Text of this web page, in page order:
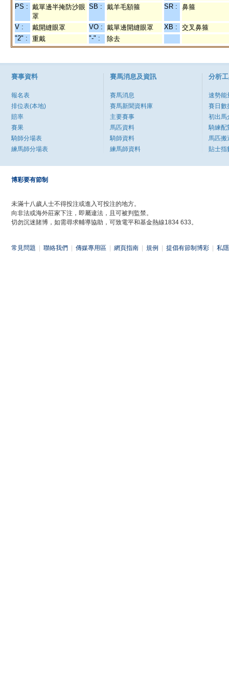
PS : 戴單邊半掩防沙眼
罩
SB : 戴羊毛額箍 SR : 鼻箍
V : 戴開縫眼罩 VO : 戴單邊開縫眼罩 XB :
交叉鼻箍
"2" :
重戴 "-" : 除去
賽事資料
報名表
排位表(本地)
賠率
賽果
騎師分場表
練馬師分場表
賽馬消息及資訊
賽馬消息
賽馬新聞資料庫
主要賽事
馬匹資料
騎師資料
練馬師資料
分析
速勢能
賽日數
初出馬
騎練配
馬匹搬
貼士指
博彩要有節制
未滿十八歲人士不得投注或進入可投注的地方。
向非法或海外莊家下注，即屬違法，且可被判監禁。
切勿沉迷賭博，如需尋求輔導協助，可致電平和基金熱線1834 633。
常見問題 聯絡我們 傳媒專用區 網頁指南 規例 提倡有節制博彩 私